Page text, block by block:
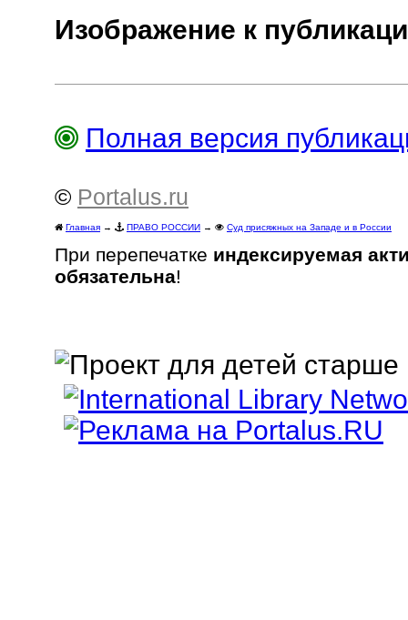
Изображение к
Полная версия
© Portalus.ru
Главная → ПРАВО РОССИИ → Суд присяжных на Западе и в России
При перепечатке индексируемая
обязательна!